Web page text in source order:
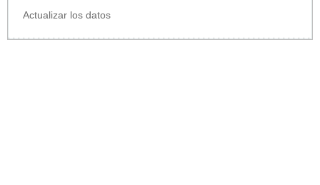
Actualizar los datos